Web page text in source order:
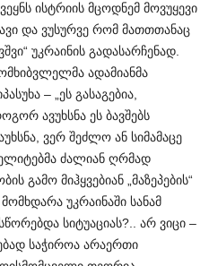
ისტრიის მცოდნემ მოვუყევი
და ვუსურვე რომ მათთთანაც
უკრაინის გადასარჩენად.
ადამიანმა
– „ეს გასაგებია,
ავუხსნა ეს ბავშებს
ვერ შეძლო ან სიმამაცე
ძალიან ღრმად
გამო მიჰყვებიან „მაზეპების“
უკრაინაში სანამ
სიტუაციას?.. არ ვიცი –
საჭიროა არაერთი